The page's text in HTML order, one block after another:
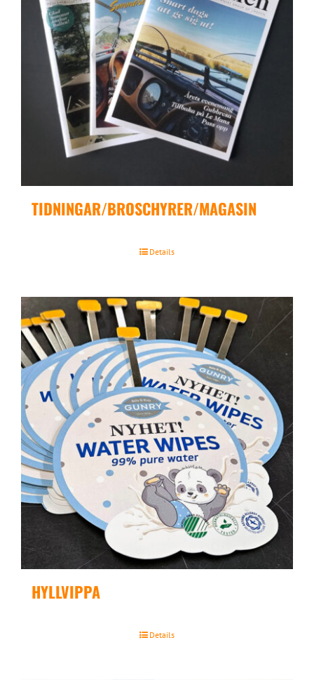
TIDNINGAR/BROSCHYRER/MAGASIN
Details
HYLLVIPPA
Details